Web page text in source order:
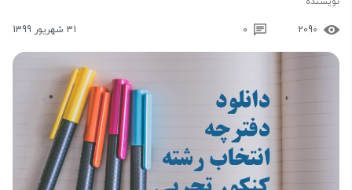
2090
0 31 شهریور 1399